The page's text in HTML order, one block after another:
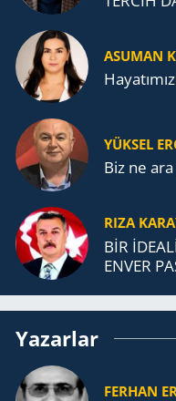
ASUMAN
YÜKSEL
Biz ne
RIZA
BİR
ENVER
Yazarlar
FERHAN